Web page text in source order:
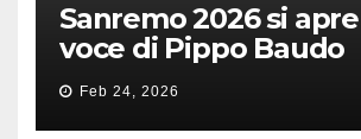
Sanremo 2026 si
voce di Pippo Baudo
Feb 24, 2026